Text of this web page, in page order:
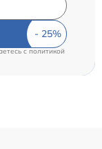
cполитикой